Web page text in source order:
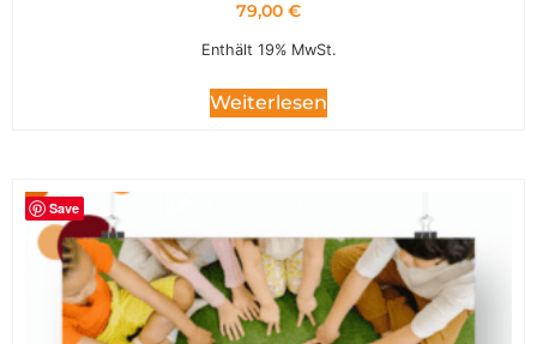
79,00 €
Enthält 19% MwSt.
Weiterlesen
Save